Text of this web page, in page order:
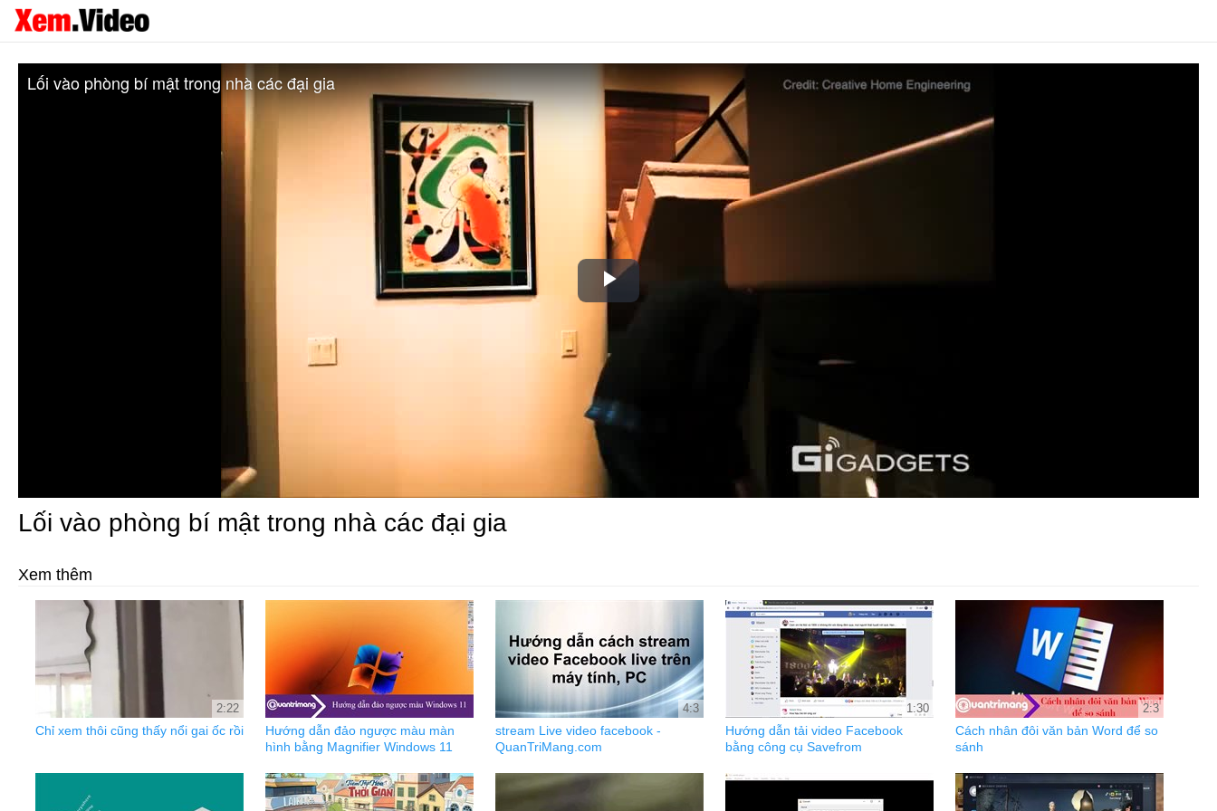
Play
Lối vào phòng bí mật trong nhà các đại gia
Lối vào phòng bí mật trong nhà các đại gia
Xem thêm
2:22
Chỉ xem thôi cũng thấy nổi gai ốc rồi
Hướng dẫn đảo ngược màu màn
hình bằng Magnifier Windows 11
4:3
stream Live video facebook -
QuanTriMang.com
1:30
Hướng dẫn tải video Facebook
bằng công cụ Savefrom
2:3
Cách nhân đôi văn bản Word để so
sánh